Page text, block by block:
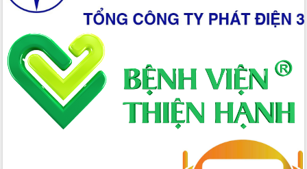
Hòn Yến phát triển du lịch gắn với bảo
Lấy ý kiến điều chỉnh Quy hoạch tỉnh
Đắk Lắk thời kỳ 2021-2030, tầm nhìn
đến năm 2050
Phát động chiến dịch 30 ngày đêm
giải phóng mặt bằng Tuyến đường bộ
Đắk Lắk nỗ lực thúc đẩy tăng trưởng